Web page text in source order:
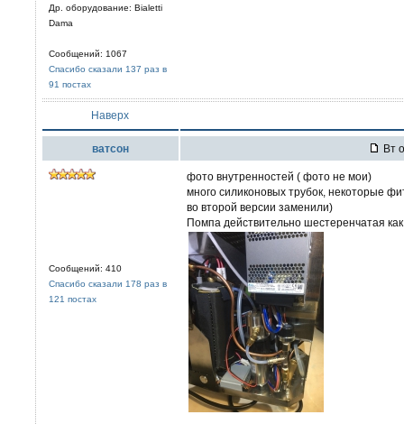
Др. оборудование: Bialetti
Dama
Сообщений: 1067
Спасибо сказали 137 раз в
91 постах
Наверх
ватсон Вт
Сообщений: 410
Спасибо сказали 178 раз в
121 постах
фото внутренностей ( фото не мои)
много силиконовых трубок, некоторые
во второй версии заменили)
Помпа действительно шестеренчатая